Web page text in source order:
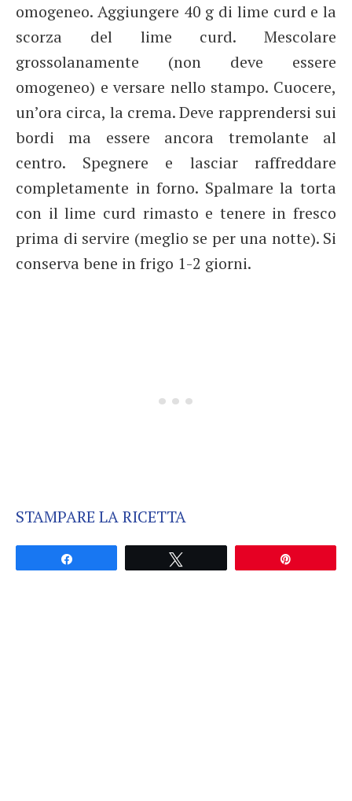
omogeneo. Aggiungere 40 g di lime curd e la
scorza del lime curd. Mescolare
grossolanamente (non deve essere
omogeneo) e versare nello stampo. Cuocere,
un’ora circa, la crema. Deve rapprendersi sui
bordi ma essere ancora tremolante al
centro. Spegnere e lasciar raffreddare
completamente in forno. Spalmare la torta
con il lime curd rimasto e tenere in fresco
prima di servire (meglio se per una notte). Si
conserva bene in frigo 1-2 giorni.
STAMPARE LA RICETTA